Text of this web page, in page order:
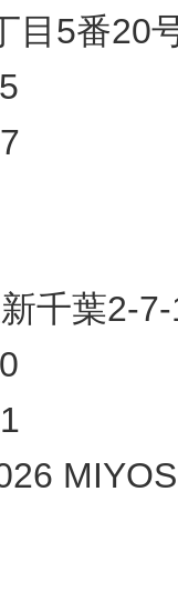
目5番20
千葉2-